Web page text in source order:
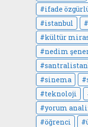
ifade
istanbul
kültür
nedim
sinema
teknoloji
yorum
öğrenci